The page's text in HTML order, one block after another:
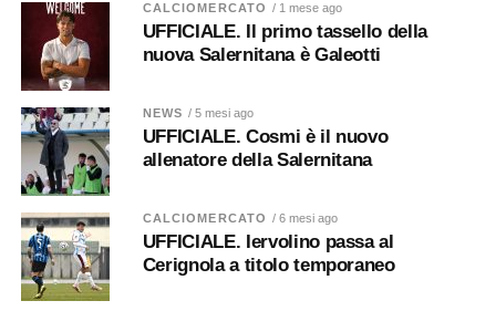
CALCIOMERCATO / 1 mese ago
UFFICIALE. Il primo tassello della
nuova Salernitana è Galeotti
NEWS / 5 mesi ago
UFFICIALE. Cosmi è il nuovo
allenatore della Salernitana
CALCIOMERCATO / 6 mesi ago
UFFICIALE. Iervolino passa al
Cerignola a titolo temporaneo